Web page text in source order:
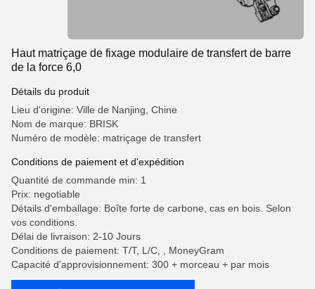
Haut matriçage de fixage modulaire de transfert de barre
de la force 6,0
Détails du produit
Lieu d'origine: Ville de Nanjing, Chine
Nom de marque: BRISK
Numéro de modèle: matriçage de transfert
Conditions de paiement et d'expédition
Quantité de commande min: 1
Prix: negotiable
Détails d'emballage: Boîte forte de carbone, cas en bois. Selon
vos conditions.
Délai de livraison: 2-10 Jours
Conditions de paiement: T/T, L/C, , MoneyGram
Capacité d'approvisionnement: 300 + morceau + par mois